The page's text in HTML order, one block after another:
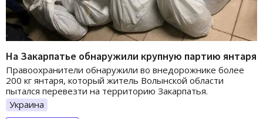
На Закарпатье обнаружили крупную партию янтаря
Правоохранители обнаружили во внедорожнике более
200 кг янтаря, который житель Волынской области
пытался перевезти на территорию Закарпатья.
Украина